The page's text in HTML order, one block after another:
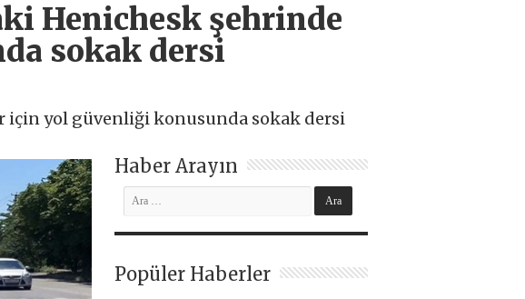
Henichesk şehrinde
sokak dersi
için yol güvenliği konusunda sokak dersi
Haber Arayın
Popüler Haberler